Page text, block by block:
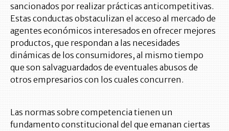
sancionados por realizar prácticas anticompetitivas.
Estas conductas obstaculizan el acceso al mercado de
agentes económicos interesados en ofrecer mejores
productos, que respondan a las necesidades
dinámicas de los consumidores, al mismo tiempo
que son salvaguardados de eventuales abusos de
otros empresarios con los cuales concurren.
Las normas sobre competencia tienen un
fundamento constitucional del que emanan ciertas